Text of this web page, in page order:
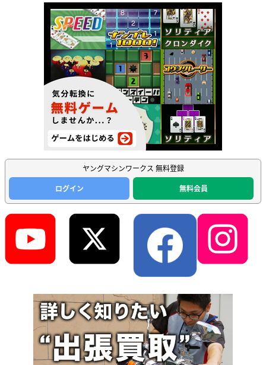
ヤングマシンワークス 無料登録
ログイン
無料会員